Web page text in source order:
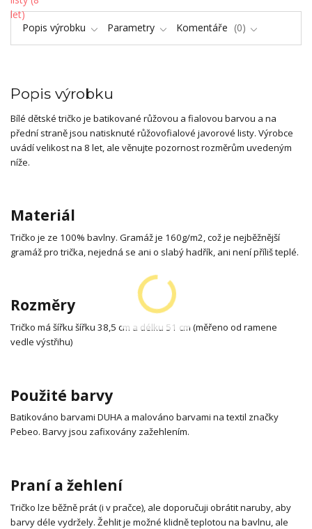
Popis výrobku Parametry Komentáře 0
Popis výrobku
Bílé dětské tričko je batikované růžovou a fialovou barvou a na
přední straně jsou natisknuté růžovofialové javorové listy. Výrobce
uvádí velikost na 8 let, ale věnujte pozornost rozměrům uvedeným
níže.
Materiál
Tričko je ze 100% bavlny. Gramáž je 160g/m2, což je nejběžnější
gramáž pro trička, nejedná se ani o slabý hadřík, ani není příliš teplé.
Rozměry
Tričko má šířku šířku 38,5 cm a délku 51 cm (měřeno od ramene
vedle výstřihu)
Použité barvy
Batikováno barvami DUHA a malováno barvami na textil značky
Pebeo. Barvy jsou zafixovány zažehlením.
Praní a žehlení
Tričko lze běžně prát (i v pračce), ale doporučuji obrátit naruby, aby
barvy déle vydržely. Žehlit je možné klidně teplotou na bavlnu, ale